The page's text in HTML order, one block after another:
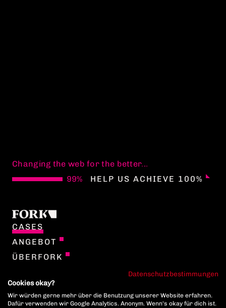
Changing the web for the better...
HELP US ACHIEVE 100%
CASES
ANGEBOT
ÜBERFORK
JOBS
ENGLISH
Datenschutzbestimmungen
Cookies okay?
Wir würden gerne mehr über die Benutzung unserer Website erfahren.
Dafür verwenden wir Google Analytics. Anonym. Wenn's okay für dich ist.